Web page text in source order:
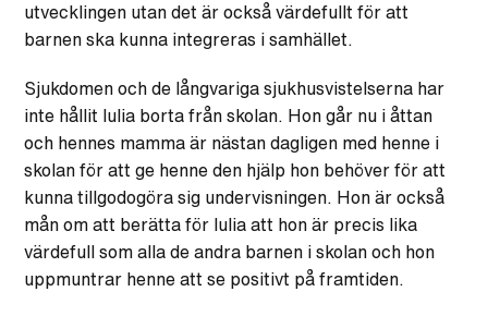
utvecklingen utan det är också värdefullt för att
barnen ska kunna integreras i samhället.
Sjukdomen och de långvariga sjukhusvistelserna har
inte hållit Iulia borta från skolan. Hon går nu i åttan
och hennes mamma är nästan dagligen med henne i
skolan för att ge henne den hjälp hon behöver för att
kunna tillgodogöra sig undervisningen. Hon är också
mån om att berätta för Iulia att hon är precis lika
värdefull som alla de andra barnen i skolan och hon
uppmuntrar henne att se positivt på framtiden.